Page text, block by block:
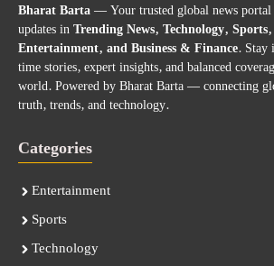
Bharat Barta— Your trusted global news
updates inTrending News, Technology,
Entertainment, and Business & Finance. Stay
time stories, expert insights, and balanced
world. Powered by Bharat Barta — connecting
truth, trends, and technology.
Categories
Entertainment
Sports
Technology